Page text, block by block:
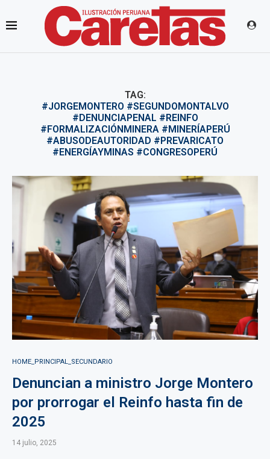
TAG:
#JORGEMONTERO #SEGUNDOMONTALVO
#DENUNCIAPENAL #REINFO
#FORMALIZACIÓNMINERA #MINERÍAPERÚ
#ABUSODEAUTORIDAD #PREVARICATO
#ENERGÍAYMINAS #CONGRESOPERÚ
HOME_PRINCIPAL_SECUNDARIO
Denuncian a ministro Jorge Montero
por prorrogar el Reinfo hasta fin de
2025
14 julio, 2025